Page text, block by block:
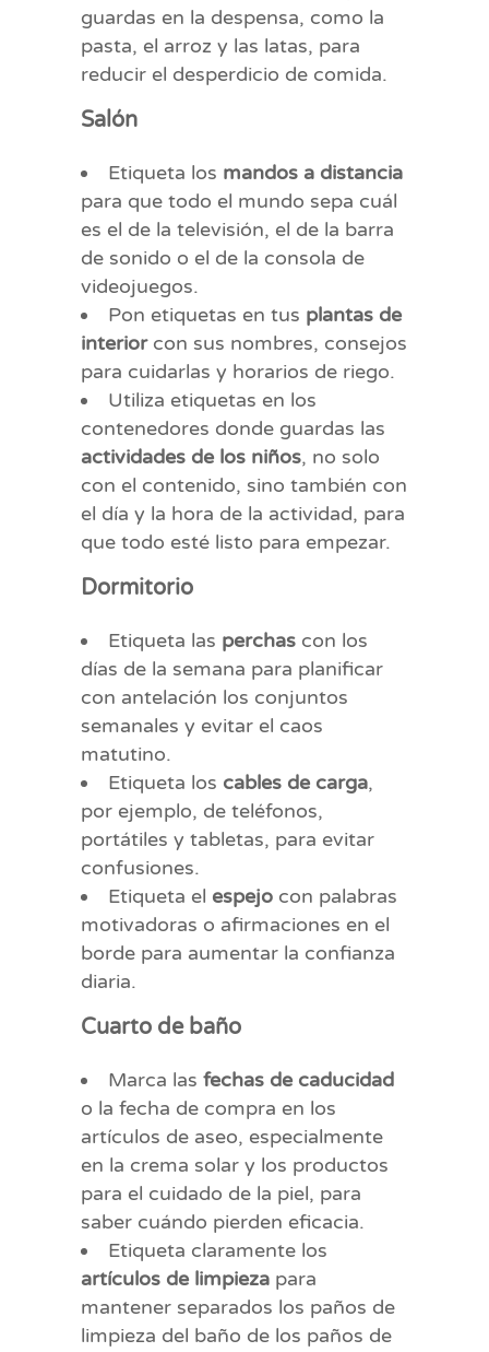
guardas en la despensa, como la
pasta, el arroz y las latas, para
reducir el desperdicio de comida.
Salón
Etiqueta los mandos a distancia
para que todo el mundo sepa cuál
es el de la televisión, el de la barra
de sonido o el de la consola de
videojuegos.
Pon etiquetas en tus plantas de
interiorcon sus nombres, consejos
para cuidarlas y horarios de riego.
Utiliza etiquetas en los
contenedores donde guardas las
actividades de los niños, no solo
con el contenido, sino también con
el día y la hora de la actividad, para
que todo esté listo para empezar.
Dormitorio
Etiqueta las perchas con los
días de la semana para planificar
con antelación los conjuntos
semanales y evitar el caos
matutino.
Etiqueta los cables de carga,
por ejemplo, de teléfonos,
portátiles y tabletas, para evitar
confusiones.
Etiqueta el espejo con palabras
motivadoras o afirmaciones en el
borde para aumentar la confianza
diaria.
Cuarto de baño
Marca las fechas de caducidad
o la fecha de compra en los
artículos de aseo, especialmente
en la crema solar y los productos
para el cuidado de la piel, para
saber cuándo pierden eficacia.
Etiqueta claramente los
artículos de limpieza para
mantener separados los paños de
limpieza del baño de los paños de